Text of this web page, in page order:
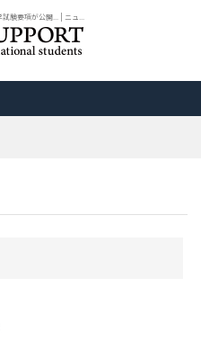
験要項が公開... | ニュ...